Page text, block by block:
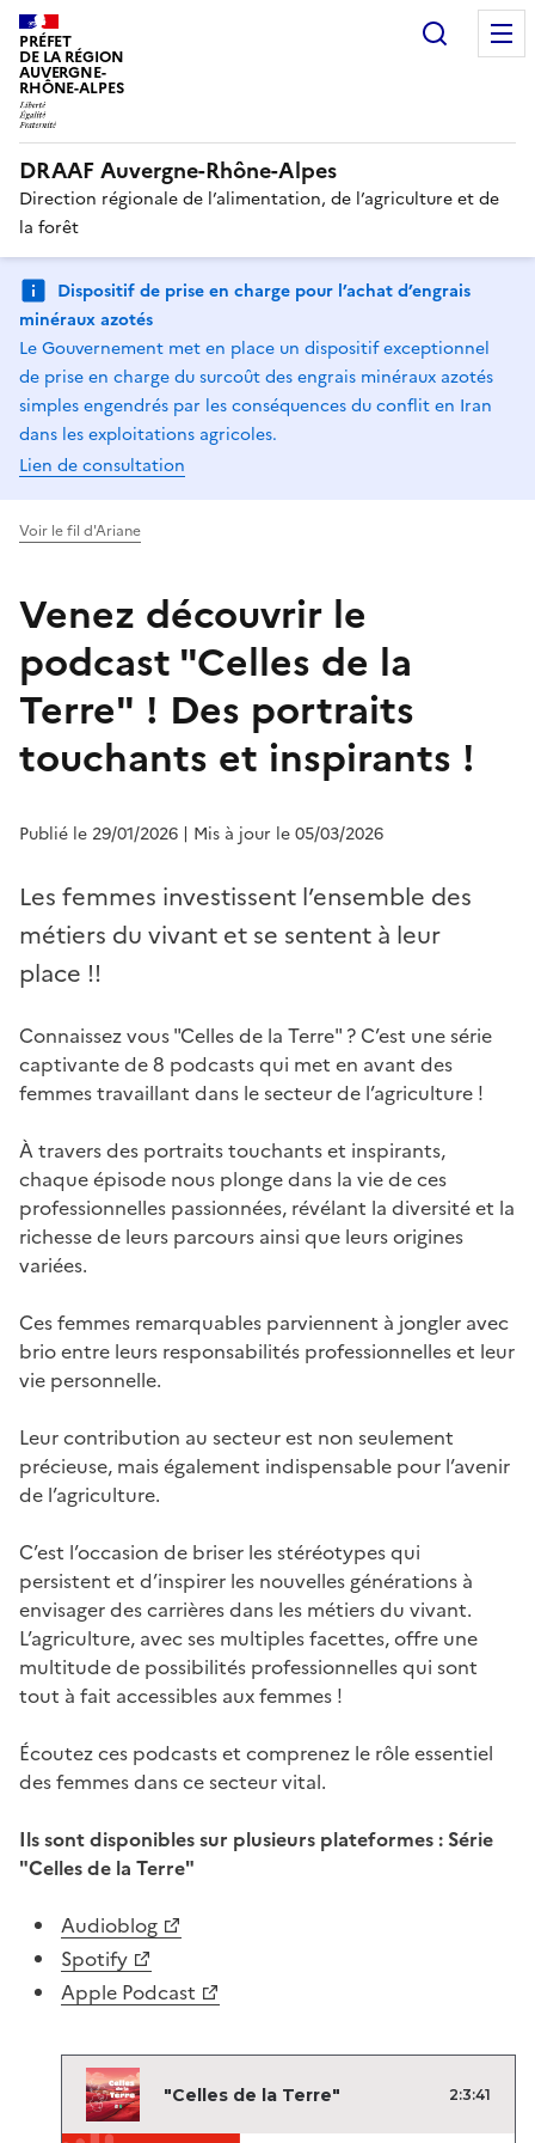
PRÉFET
DE LA RÉGION
AUVERGNE-
RHÔNE-ALPES
DRAAF Auvergne-Rhône-Alpes
Direction régionale de l’alimentation, de l’agriculture et de
la forêt
Dispositif de prise en charge pour l’achat d’engrais
minéraux azotés
Le Gouvernement met en place un dispositif exceptionnel
de prise en charge du surcoût des engrais minéraux azotés
simples engendrés par les conséquences du conflit en Iran
dans les exploitations agricoles.
Lien de consultation
Voir le fil d'Ariane
Venez découvrir le
podcast "Celles de la
Terre" ! Des portraits
touchants et inspirants !
Publié le 29/01/2026 | Mis à jour le 05/03/2026
Les femmes investissent l’ensemble des
métiers du vivant et se sentent à leur
place !!
Connaissez vous "Celles de la Terre" ? C’est une série
captivante de 8 podcasts qui met en avant des
femmes travaillant dans le secteur de l’agriculture !
À travers des portraits touchants et inspirants,
chaque épisode nous plonge dans la vie de ces
professionnelles passionnées, révélant la diversité et la
richesse de leurs parcours ainsi que leurs origines
variées.
Ces femmes remarquables parviennent à jongler avec
brio entre leurs responsabilités professionnelles et leur
vie personnelle.
Leur contribution au secteur est non seulement
précieuse, mais également indispensable pour l’avenir
de l’agriculture.
C’est l’occasion de briser les stéréotypes qui
persistent et d’inspirer les nouvelles générations à
envisager des carrières dans les métiers du vivant.
L’agriculture, avec ses multiples facettes, offre une
multitude de possibilités professionnelles qui sont
tout à fait accessibles aux femmes !
Écoutez ces podcasts et comprenez le rôle essentiel
des femmes dans ce secteur vital.
Ils sont disponibles sur plusieurs plateformes : Série
"Celles de la Terre"
Audioblog
Spotify
Apple Podcast